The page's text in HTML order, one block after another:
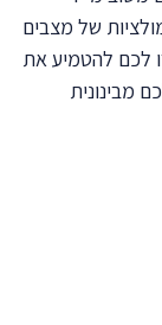
של מצבים
לכם להטמיע את
מבינונית